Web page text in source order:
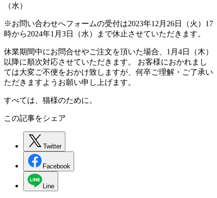
（水）
※お問い合わせへフォームの受付は2023年12月26日（火）17
時から2024年1月3日（水）まで休止させていただきます。
休業期間中にお問合せやご注文を頂いた場合、1月4日（木）
以降に順次対応させていただきます。 お客様におかれまし
ては大変ご不便をおかけ致しますが、何卒ご理解・ご了承い
ただきますようお願い申し上げます。
すべては、猫様のために。
この記事をシェア
Twitter
Facebook
Line